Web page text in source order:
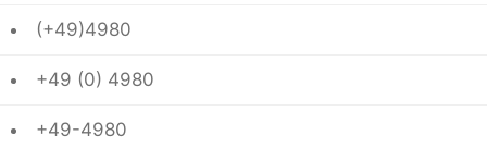
(+49)4980
+49 (0) 4980
+49-4980